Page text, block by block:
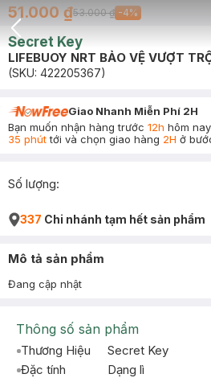
Back Icon
51.000 ₫53.000 ₫ -4%
Secret Key
LIFEBUOY NRT BẢO VỆ VƯỢT
(SKU: 422205367)
Giao Nhanh Miễn Phí 2H
Bạn muốn nhận hàng trước 12h hôm
35 phúttới và chọn giao hàng 2H ở
Số lượng:
337 Chi nhánh tạm hết sản phẩm
Mô tả sản phẩm
Đang cập nhật
Thông số sản phẩm
Thương Hiệu
Secret Key
Đặc tính
Dạng lì